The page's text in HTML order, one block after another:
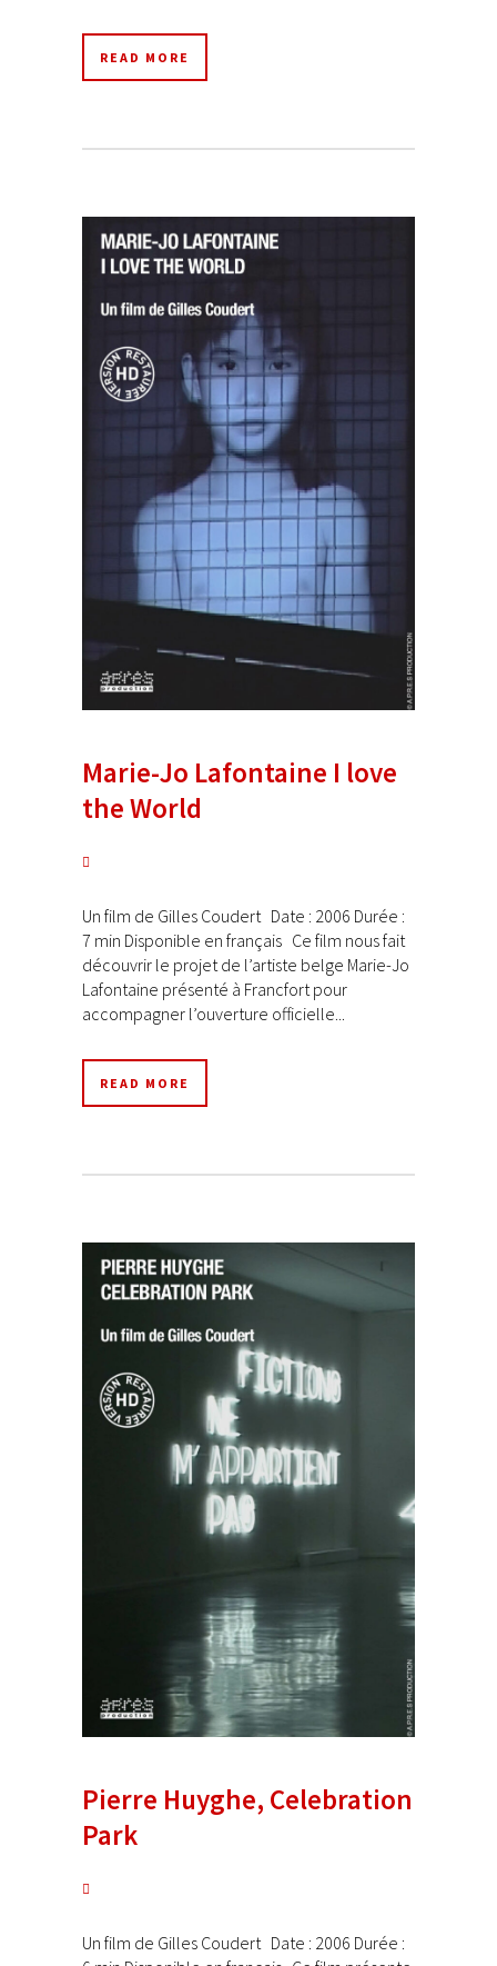
READ MORE
Marie-Jo Lafontaine I love
the World
Un film de Gilles Coudert Date : 2006 Durée :
7 min Disponible en français Ce film nous fait
découvrir le projet de l’artiste belge Marie-Jo
Lafontaine présenté à Francfort pour
accompagner l’ouverture officielle...
READ MORE
Pierre Huyghe, Celebration
Park
Un film de Gilles Coudert Date : 2006 Durée :